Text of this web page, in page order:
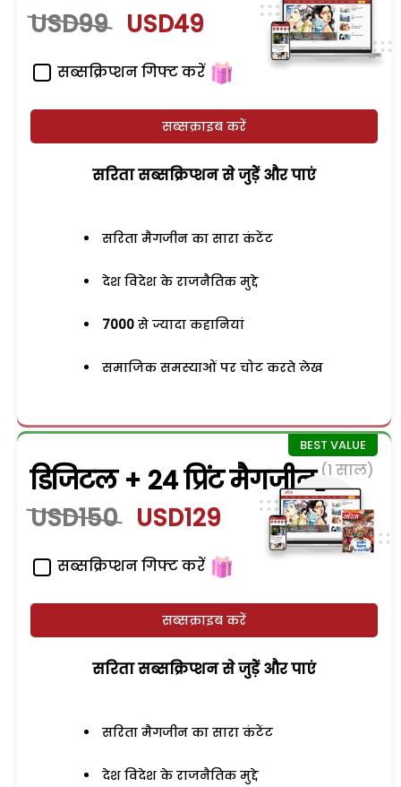
USD99 USD49
सब्सक्रिप्शन गिफ्ट करें
सब्सक्राइब करें
सरिता सब्सक्रिप्शन से जुड़ेें और पाएं
सरिता मैगजीन का सारा कंटेंट
देश विदेश के राजनैतिक मुद्दे
7000 से ज्यादा कहानियां
समाजिक समस्याओं पर चोट करते लेख
डिजिटल + 24 प्रिंट मैगजीन (1 साल)
USD150 USD129
सब्सक्रिप्शन गिफ्ट करें
सब्सक्राइब करें
सरिता सब्सक्रिप्शन से जुड़ेें और पाएं
सरिता मैगजीन का सारा कंटेंट
देश विदेश के राजनैतिक मुद्दे